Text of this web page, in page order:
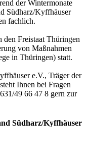
der Wintermonate
Südharz/Kyffhäuser
fachlich.
den Freistaat Thüringen
von Maßnahmen
in Thüringen) statt.
e.V., Träger der
Ihnen bei Fragen
49 66 47 8 gern zur
Südharz/Kyffhäuser